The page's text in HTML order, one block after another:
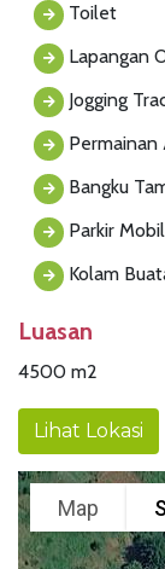
Toilet
Lapangan
Jogging
Permainan
Bangku
Parkir
Kolam
Luasan
4500 m2
Lihat Lokasi
Map